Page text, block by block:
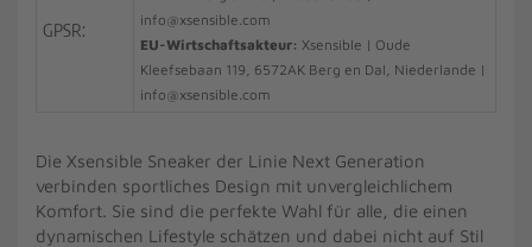
GPSR:
info@xsensible.com
EU-Wirtschaftsakteur: Xsensible | Oude
Kleefsebaan 119, 6572AK Berg en Dal, Niederlande |
info@xsensible.com
Die Xsensible Sneaker der Linie Next Generation
verbinden sportliches Design mit unvergleichlichem
Komfort. Sie sind die perfekte Wahl für alle, die einen
dynamischen Lifestyle schätzen und dabei nicht auf Stil